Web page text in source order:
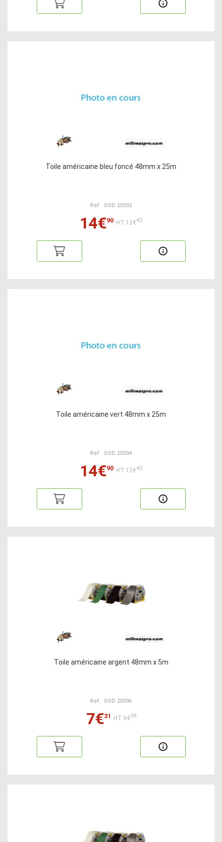
Toile américaine bleu foncé 48mm x 25m
Ref : SOD 20392
14€90 HT:12€42
Toile américaine vert 48mm x 25m
Ref : SOD 20394
14€90 HT:12€42
Toile américaine argent 48mm x 5m
Ref : SOD 20396
7€31 HT:6€09